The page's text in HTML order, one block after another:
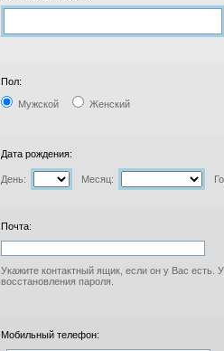
Пол:
Мужской Женский
Дата рождения:
День: Месяц:
Почта:
Укажите контактный ящик, если он у Вас есть.
восстановления пароля.
Мобильный телефон: